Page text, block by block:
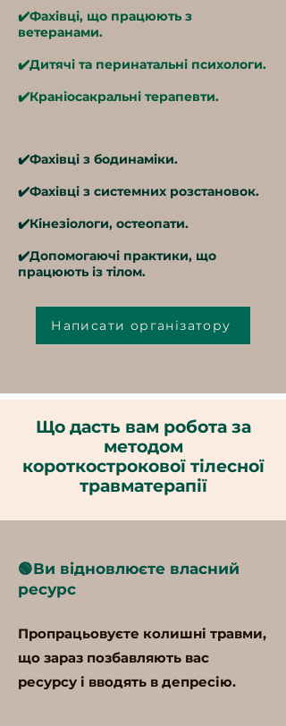
✔️Фахівці, що працюють з
ветеранами.
✔️Дитячі та перинатальні психологи.
✔️Краніосакральні терапевти.
✔️Фахівці з бодинаміки.
✔️Фахівці з системних розстановок.
✔️Кінезіологи, остеопати.
✔️Допомогаючі практики, що
працюють із тілом.
Написати організатору
Що дасть вам робота за
методом
короткострокової тілесної
травматерапії
🟢Ви відновлюєте власний
ресурс
Пропрацьовуєте колишні травми,
що зараз позбавляють вас
ресурсу і вводять в депресію.